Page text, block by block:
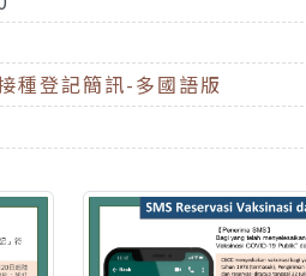
種登記簡訊-多國語版